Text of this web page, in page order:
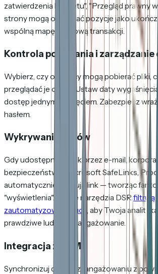
zatwierdzenia budżetu", "Przegląd prawny
strony mogą oznaczać pozycje jako
wspólną mapę drogową transakcji.
Kontrola pobierania i zarządzanie
Wybierz, czy odbiorcy mogą pobierać pliki,
przeglądać je online. Ustaw daty
dostęp jednym kliknięciem. Zabezpiecz
hasłem.
Wykrywanie botów
Gdy udostępniasz link przez e-mail,
bezpieczeństwa (Microsoft SafeLinks,
automatycznie skanują link — tworząc
"wyświetlenia". Dobre narzędzia DSRfiltrują
zautomatyzowany ruch , aby Twoja
prawdziwe ludzkie zaangażowanie.
Integracja z CRM
Synchronizuj dane o zaangażowaniu z